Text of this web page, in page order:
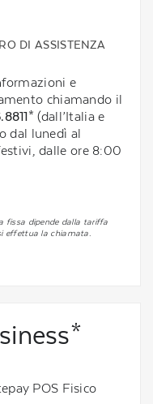
DI ASSISTENZA
e
chiamando il
(dall’Italia e
dal lunedì al
dalle ore 8:00
fissa dipende dalla tariffa
effettua la chiamata.
POS Fisico